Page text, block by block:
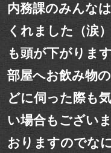
内務課のみんな
くれました（涙
も頭が下がりま
部屋へお飲み物
どに伺った際も
い場合もござい
おりますのでな